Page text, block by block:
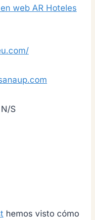
web AR Hoteles
S
hemos visto cómo